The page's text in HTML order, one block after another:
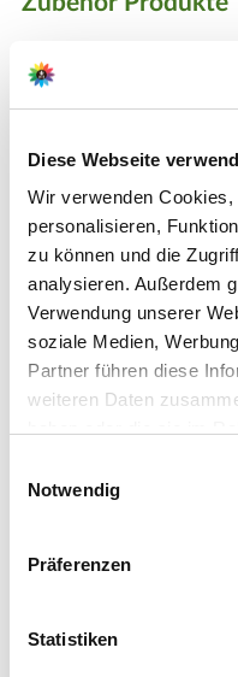
Diese Webseite
Wir verwenden
personalisieren,
zu können und die
analysieren. Außerdem
Verwendung unserer
soziale Medien,
Partner führen diese
weiteren Daten
betätigen Sie
Notwendig
Präferenzen
Statistiken
COMPO Bio Granuplant